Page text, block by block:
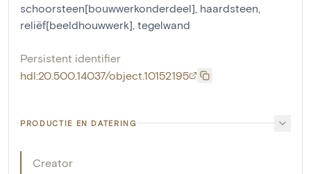
schoorsteen[bouwwerkonderdeel], haardsteen,
reliëf[beeldhouwwerk], tegelwand
Persistent identifier
hdl:20.500.14037/object.10152195
PRODUCTIE EN DATERING
Creator